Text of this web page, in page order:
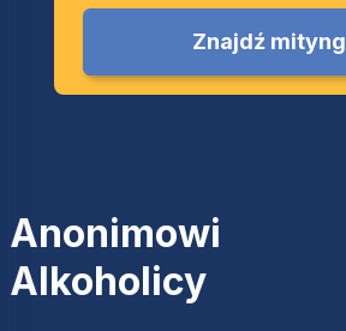
Znajdź mityng
Anonimowi
Alkoholicy